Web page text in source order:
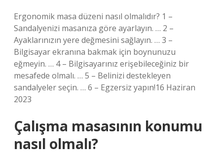
Ergonomik masa düzeni nasıl olmalıdır? 1 –
Sandalyenizi masanıza göre ayarlayın. … 2 –
Ayaklarınızın yere değmesini sağlayın. … 3 –
Bilgisayar ekranına bakmak için boynunuzu
eğmeyin. … 4 – Bilgisayarınız erişebileceğiniz bir
mesafede olmalı. … 5 – Belinizi destekleyen
sandalyeler seçin. … 6 – Egzersiz yapın!16 Haziran
2023
Çalışma masasının konumu
nasıl olmalı?